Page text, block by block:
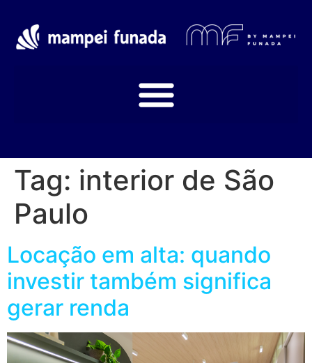
Tag: interior de São
Paulo
Locação em alta: quando
investir também significa
gerar renda